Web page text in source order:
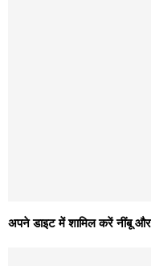
अपने डाइट में शामिल करें नींबू